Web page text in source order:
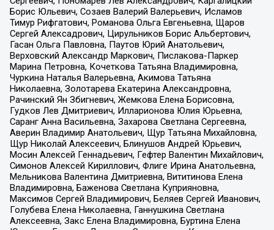
Борис Юльевич, Созаев Валерий Валерьевич, Исламов
Тимур Рифгатович, Романова Ольга Евгеньевна, Щаров
Сергей Алексадрович, Цирульников Борис Альбертович,
Гасан Ольга Павловна, Паутов Юрий Анатольевич,
Верховский Александр Маркович, Пислакова-Паркер
Марина Петровна, Кочеткова Татьяна Владимировна,
Чуркина Наталья Валерьевна, Акимова Татьяна
Николаевна, Золотарева Екатерина Александровна,
Рачинский Ян Збигневич, Жемкова Елена Борисовна,
Гудков Лев Дмитриевич, Илларионова Юлия Юрьевна,
Саранг Анна Васильевна, Захарова Светлана Сергеевна,
Аверин Владимир Анатольевич, Щур Татьяна Михайловна,
Щур Николай Алексеевич, Блинушов Андрей Юрьевич,
Мосин Алексей Геннадьевич, Гефтер Валентин Михайлович,
Симонов Алексей Кириллович, Флиге Ирина Анатольевна,
Мельникова Валентина Дмитриевна, Вититинова Елена
Владимировна, Баженова Светлана Куприяновна,
Максимов Сергей Владимирович, Беляев Сергей Иванович,
Голубева Елена Николаевна, Ганнушкина Светлана
Алексеевна, Закс Елена Владимировна, Буртина Елена